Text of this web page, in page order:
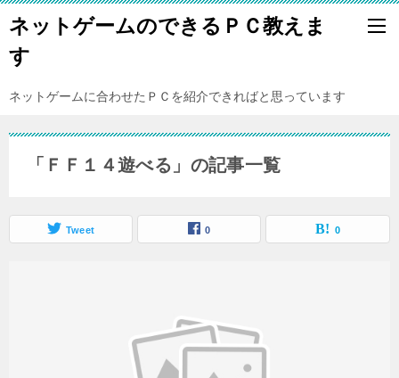
ネットゲームのできるＰＣ教えま
す
ネットゲームに合わせたＰＣを紹介できればと思っています
「ＦＦ１４遊べる」の記事一覧
Tweet 0 0